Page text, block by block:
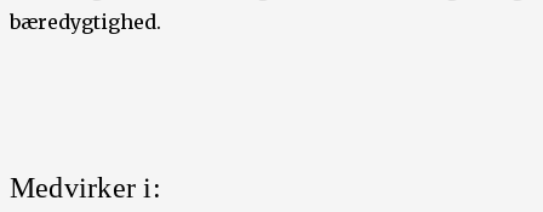
bæredygtighed.
Medvirker i: